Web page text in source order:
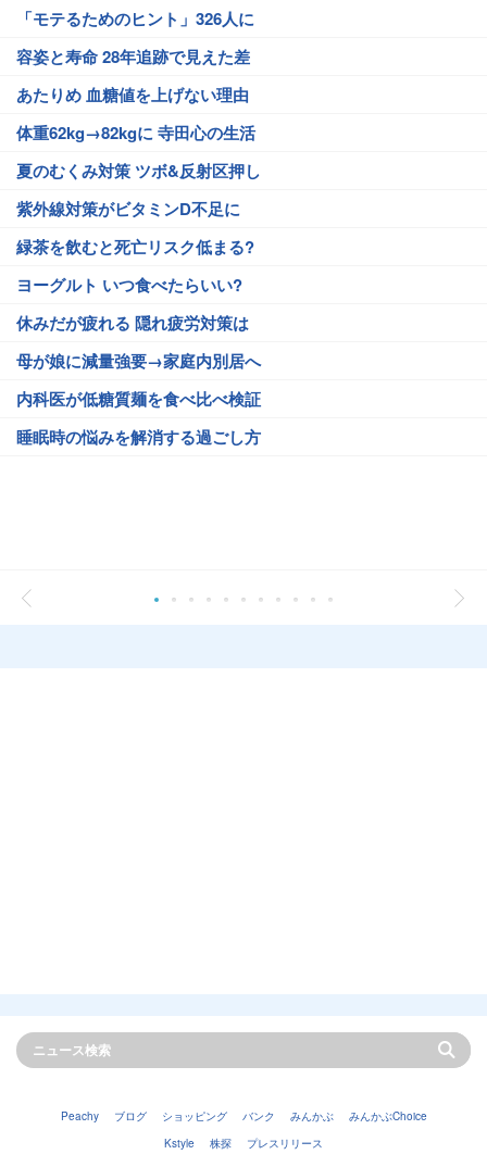
「モテるためのヒント」326人に
容姿と寿命 28年追跡で見えた差
あたりめ 血糖値を上げない理由
体重62kg→82kgに 寺田心の生活
夏のむくみ対策 ツボ&反射区押し
紫外線対策がビタミンD不足に
緑茶を飲むと死亡リスク低まる?
ヨーグルト いつ食べたらいい?
休みだが疲れる 隠れ疲労対策は
母が娘に減量強要→家庭内別居へ
内科医が低糖質麺を食べ比べ検証
睡眠時の悩みを解消する過ごし方
Peachy ブログ ショッピング バンク みんかぶ
みんかぶChoice
Kstyle
株探 プレスリリース